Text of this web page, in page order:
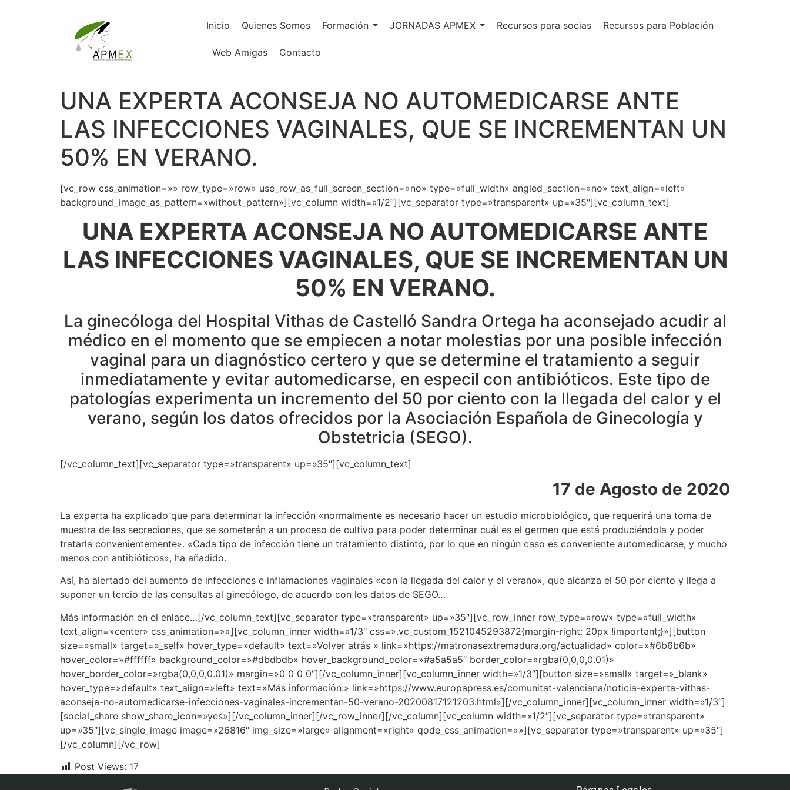
Inicio Quienes Somos Formación JORNADAS APMEX Recursos para socias Recursos para Población
Web Amigas Contacto
UNA EXPERTA ACONSEJA NO AUTOMEDICARSE ANTE
LAS INFECCIONES VAGINALES, QUE SE INCREMENTAN UN
50% EN VERANO.
[vc_row css_animation=»» row_type=»row» use_row_as_full_screen_section=»no» type=»full_width» angled_section=»no» text_align=»left»
background_image_as_pattern=»without_pattern»][vc_column width=»1/2″][vc_separator type=»transparent» up=»35″][vc_column_text]
UNA EXPERTA ACONSEJA NO AUTOMEDICARSE ANTE
LAS INFECCIONES VAGINALES, QUE SE INCREMENTAN UN
50% EN VERANO.
La ginecóloga del Hospital Vithas de Castelló Sandra Ortega ha aconsejado acudir al
médico en el momento que se empiecen a notar molestias por una posible infección
vaginal para un diagnóstico certero y que se determine el tratamiento a seguir
inmediatamente y evitar automedicarse, en especil con antibióticos. Este tipo de
patologías experimenta un incremento del 50 por ciento con la llegada del calor y el
verano, según los datos ofrecidos por la Asociación Española de Ginecología y
Obstetricia (SEGO).
[/vc_column_text][vc_separator type=»transparent» up=»35″][vc_column_text]
17 de Agosto de 2020
La experta ha explicado que para determinar la infección «normalmente es necesario hacer un estudio microbiológico, que requerirá una toma de
muestra de las secreciones, que se someterán a un proceso de cultivo para poder determinar cuál es el germen que está produciéndola y poder
tratarla convenientemente». «Cada tipo de infección tiene un tratamiento distinto, por lo que en ningún caso es conveniente automedicarse, y mucho
menos con antibióticos», ha añadido.
Así, ha alertado del aumento de infecciones e inflamaciones vaginales «con la llegada del calor y el verano», que alcanza el 50 por ciento y llega a
suponer un tercio de las consultas al ginecólogo, de acuerdo con los datos de SEGO…
Más información en el enlace…[/vc_column_text][vc_separator type=»transparent» up=»35″][vc_row_inner row_type=»row» type=»full_width»
text_align=»center» css_animation=»»][vc_column_inner width=»1/3″ css=».vc_custom_1521045293872{margin-right: 20px !important;}»][button
size=»small» target=»_self» hover_type=»default» text=»Volver atrás » link=»https://matronasextremadura.org/actualidad» color=»#6b6b6b»
hover_color=»#ffffff» background_color=»#dbdbdb» hover_background_color=»#a5a5a5″ border_color=»rgba(0,0,0,0.01)»
hover_border_color=»rgba(0,0,0,0.01)» margin=»0 0 0 0″][/vc_column_inner][vc_column_inner width=»1/3″][button size=»small» target=»_blank»
hover_type=»default» text_align=»left» text=»Más información:» link=»https://www.europapress.es/comunitat-valenciana/noticia-experta-vithas-
aconseja-no-automedicarse-infecciones-vaginales-incrementan-50-verano-20200817121203.html»][/vc_column_inner][vc_column_inner width=»1/3″]
[social_share show_share_icon=»yes»][/vc_column_inner][/vc_row_inner][/vc_column][vc_column width=»1/2″][vc_separator type=»transparent»
up=»35″][vc_single_image image=»26816″ img_size=»large» alignment=»right» qode_css_animation=»»][vc_separator type=»transparent» up=»35″]
[/vc_column][/vc_row]
Post Views: 17